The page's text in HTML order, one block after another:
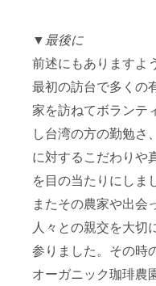
▼最後に
前述にもありますよ
最初の訪台で多くの
家を訪ねてボランテ
し台湾の方の勤勉さ
に対するこだわりや
を目の当たりにしま
またその農家や出会
人々との親交を大切
参りました。その時
オーガニック珈琲農